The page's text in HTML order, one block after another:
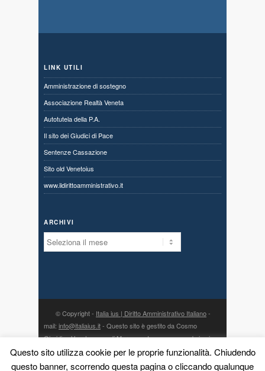
LINK UTILI
Amministrazione di sostegno
Associazione Realtà Veneta
Autotutela della P.A.
Il sito dei Giudici di Pace
Sentenze Cassazione
Sito old Venetoius
www.ildirittoamministrativo.it
ARCHIVI
Archivi
© Copyright - Italia ius | Diritto Amministrativo Italiano-
mail: info@italiaius.it- Questo sito è gestito da Cosmo
Giuridico Veneto s.a.s. di Marangon Ivonne, con sede in via
Centro 80, fraz. Priabona 36030 Monte di Malo (VI) - P. IVA
03775960242 - PEC: cosmogiuridicoveneto@legalmail.it
- la
Questo sito utilizza cookie per le proprie funzionalità. Chiudendo
questo banner, scorrendo questa pagina o cliccando qualunque